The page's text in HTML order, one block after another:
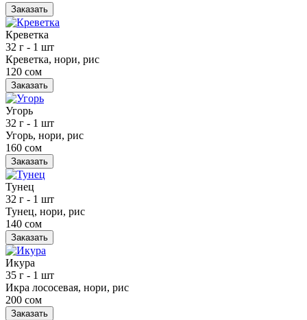
Заказать
Креветка
32 г - 1 шт
Креветка, нори, рис
120 сом
Заказать
Угорь
32 г - 1 шт
Угорь, нори, рис
160 сом
Заказать
Тунец
32 г - 1 шт
Тунец, нори, рис
140 сом
Заказать
Икура
35 г - 1 шт
Икра лососевая, нори, рис
200 сом
Заказать